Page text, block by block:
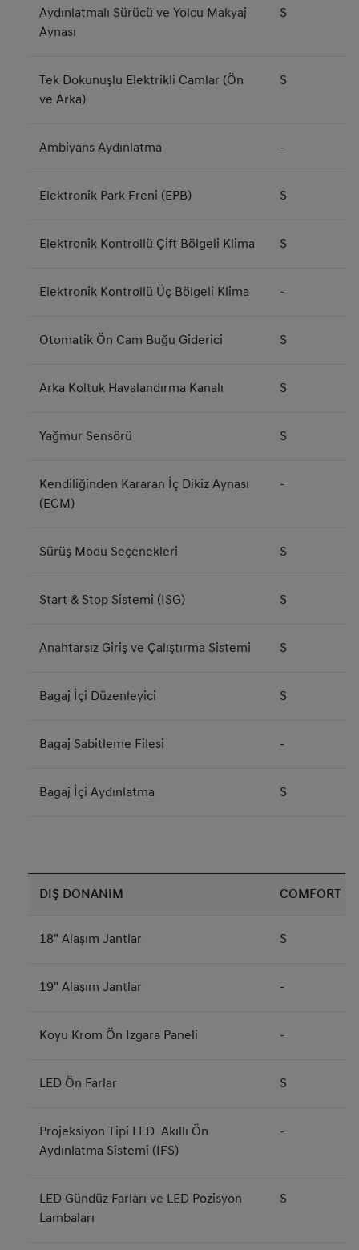
Aydınlatmalı Sürücü ve Yolcu Makyaj
Aynası
S
Tek Dokunuşlu Elektrikli Camlar (Ön
ve Arka)
S
Ambiyans Aydınlatma -
Elektronik Park Freni (EPB) S
Elektronik Kontrollü Çift Bölgeli Klima S
Elektronik Kontrollü Üç Bölgeli Klima -
Otomatik Ön Cam Buğu Giderici S
Arka Koltuk Havalandırma Kanalı S
Yağmur Sensörü S
Kendiliğinden Kararan İç Dikiz Aynası
(ECM)
-
Sürüş Modu Seçenekleri S
Start & Stop Sistemi (ISG) S
Anahtarsız Giriş ve Çalıştırma Sistemi S
Bagaj İçi Düzenleyici S
Bagaj Sabitleme Filesi -
Bagaj İçi Aydınlatma S
DIŞ DONANIM COMFORT
18" Alaşım Jantlar S
19" Alaşım Jantlar -
Koyu Krom Ön Izgara Paneli -
LED Ön Farlar S
Projeksiyon Tipi LED Akıllı Ön
Aydınlatma Sistemi (IFS)
-
LED Gündüz Farları ve LED Pozisyon
Lambaları
S